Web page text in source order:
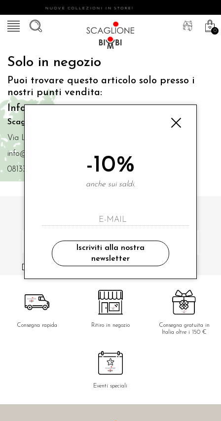
NUOVE COLLEZIONI IN STORE!
0
Solo in negozio
Puoi trovare questo articolo solo presso i
nostri punti vendita:
Info contatti
Scaglione Bimbi di Iacono Maria Angela
Via Luigi Mazzella,73 80077 Ischia
info@scaglionebimbi.com
0813331162
ISCRIVITI ALLA NOSTRA NEWSLETTER
ho letto ed accettato le condizioni sulla privacy.
Consegna rapida Ritiro in negozio
Consegna gratuita in
Italia oltre i 150 €
Eventi speciali
-10%
anche sui saldi.
Iscriviti alla nostra
newsletter